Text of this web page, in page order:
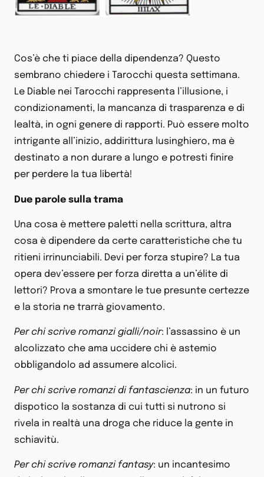
Cos’è che ti piace della dipendenza? Questo
sembrano chiedere i Tarocchi questa settimana.
Le Diable nei Tarocchi rappresenta l’illusione, i
condizionamenti, la mancanza di trasparenza e di
lealtà, in ogni genere di rapporti. Può essere molto
intrigante all’inizio, addirittura lusinghiero, ma è
destinato a non durare a lungo e potresti finire
per perdere la tua libertà!
Due parole sulla trama
Una cosa è mettere paletti nella scrittura, altra
cosa è dipendere da certe caratteristiche che tu
ritieni irrinunciabili. Devi per forza stupire? La tua
opera dev’essere per forza diretta a un’élite di
lettori? Prova a smontare le tue presunte certezze
e la storia ne trarrà giovamento.
Per chi scrive romanzi gialli/noir: l’assassino è un
alcolizzato che ama uccidere chi è astemio
obbligandolo ad assumere alcolici.
Per chi scrive romanzi di fantascienza: in un futuro
dispotico la sostanza di cui tutti si nutrono si
rivela in realtà una droga che riduce la gente in
schiavitù.
Per chi scrive romanzi fantasy: un incantesimo